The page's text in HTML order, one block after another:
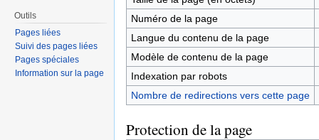
Numéro de la page
Langue du contenu de la page
Modèle de contenu de la page
Indexation par robots
Nombre de redirections vers cette page
Protection de la page
Outils
Pages liées
Suivi des pages liées
Pages spéciales
Information sur la page